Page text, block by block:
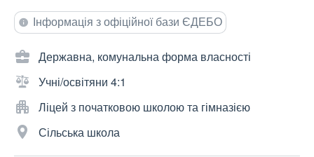
Інформація з офіційної бази ЄДЕБО
Державна, комунальна форма власності
Учні/освітяни 4:1
Ліцей з початковою школою та гімназією
Сільська школа